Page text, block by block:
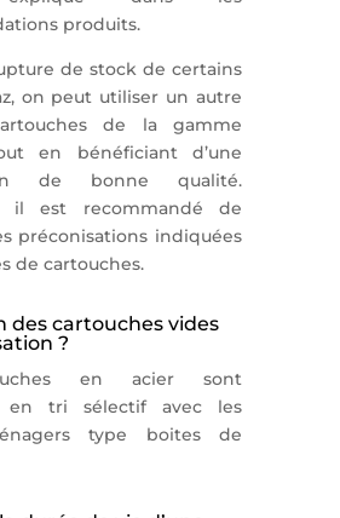
produits.
de stock de certains
on peut utiliser un autre
de la gamme
en bénéficiant d’une
de bonne qualité.
il est recommandé de
préconisations indiquées
de cartouches.
des cartouches vides
?
en acier sont
en tri sélectif avec les
type boites de